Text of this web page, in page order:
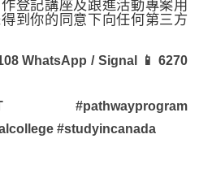
登記講座及跟進活動專案用
到你的同意下向任何第三方
WhatsApp / Signal 📱 6270
#studyincanada